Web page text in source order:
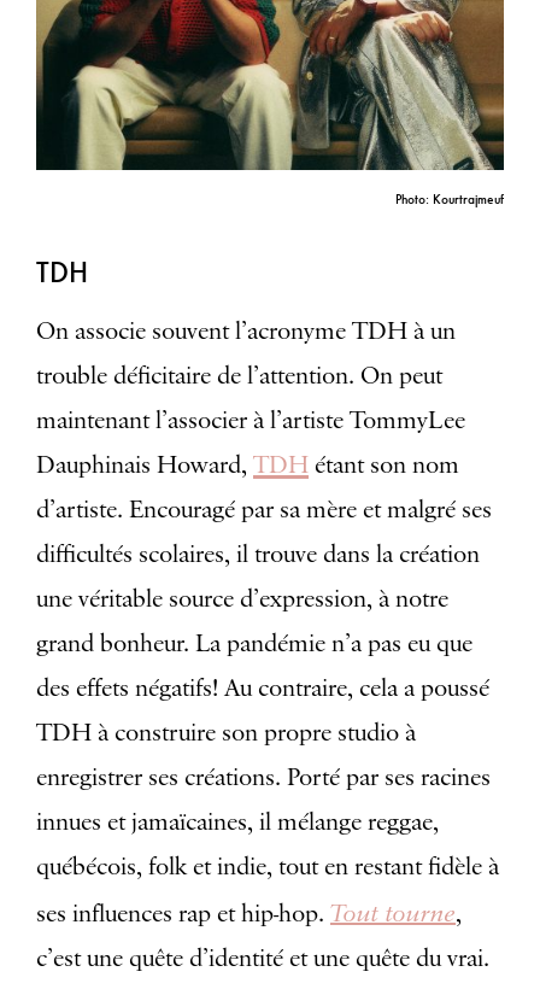
Photo: Kourtrajmeuf
TDH
On associe souvent l’acronyme TDH à un
trouble déficitaire de l’attention. On peut
maintenant l’associer à l’artiste TommyLee
Dauphinais Howard, TDHétant son nom
d’artiste. Encouragé par sa mère et malgré ses
difficultés scolaires, il trouve dans la création
une véritable source d’expression, à notre
grand bonheur. La pandémie n’a pas eu que
des effets négatifs! Au contraire, cela a poussé
TDH à construire son propre studio à
enregistrer ses créations. Porté par ses racines
innues et jamaïcaines, il mélange reggae,
québécois, folk et indie, tout en restant fidèle à
ses influences rap et hip-hop. Tout tourne,
c’est une quête d’identité et une quête du vrai.